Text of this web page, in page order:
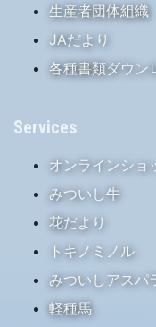
生産者団体組織
JAだより
各種書類ダウン
Services
オンラインショ
みついし牛
花だより
トキノミノル
みついしアスパ
軽種馬